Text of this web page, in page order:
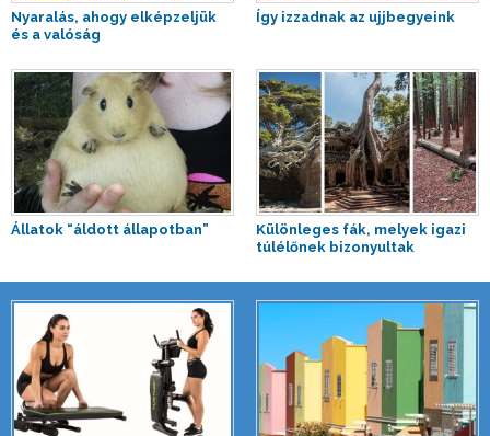
Nyaralás, ahogy elképzeljük
és a valóság
Így izzadnak az ujjbegyeink
Állatok “áldott állapotban”
Különleges fák, melyek igazi
túlélőnek bizonyultak